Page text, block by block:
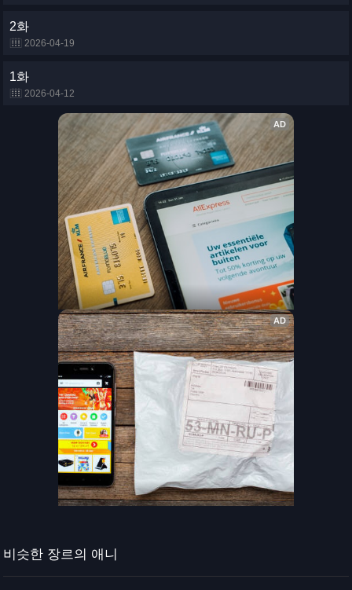
2화
2026-04-19
1화
2026-04-12
비슷한 장르의 애니